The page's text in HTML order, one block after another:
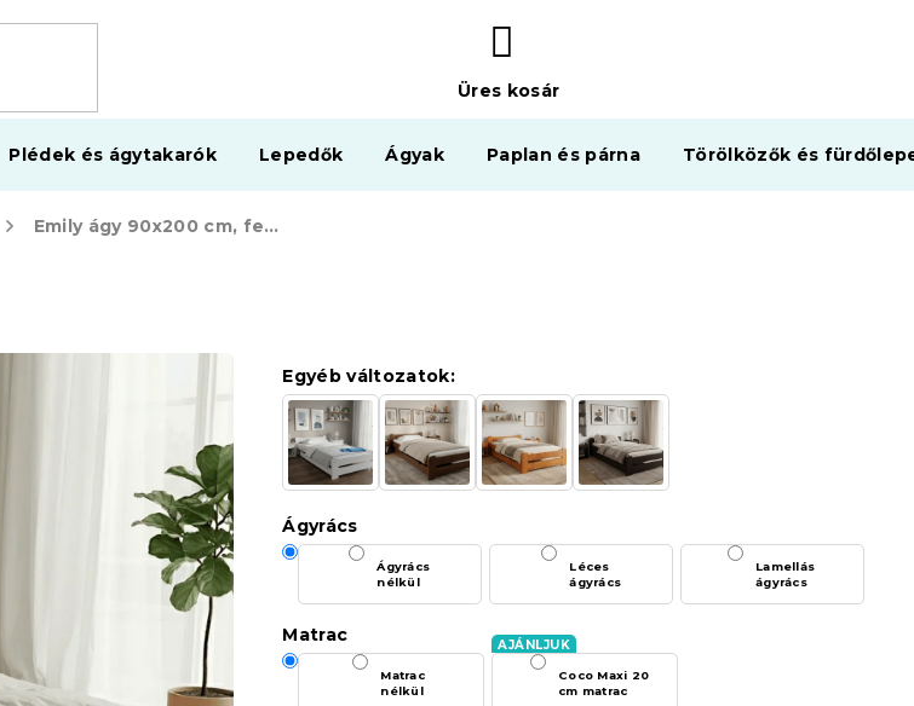
KOSÁR
Üres kosár
Plédek és ágytakarók Lepedők Ágyak Paplan és párna Törölközők és
Emily ágy 90x200 cm, fenyőfa
Egyéb változatok:
Ágyrács
Ágyrács
nélkül
Léces
ágyrács
Lamellás
ágyrács
Matrac
Matrac
nélkül
Coco Maxi 20
cm matrac